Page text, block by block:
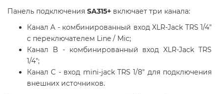
Панель подключения SA315+ включает три канала:
Канал A - комбинированный вход XLR-Jack TRS 1/4"
с переключателем Line / Mic;
Канал B - комбинированный вход XLR-Jack TRS
1/4";
Канал C - вход mini-jack TRS 1/8" для подключения
внешних источников.